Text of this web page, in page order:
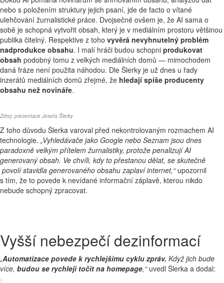
nebo s položením struktury jejich psaní, jde de facto o vítané
ulehčování žurnalistické práce. Dvojsečné ovšem je, že AI sama o
sobě je schopná vytvořit obsah, který je v mediálním prostoru většinou
publika čitelný. Respektive z toho vyvěrá nevyhnutelný problém
nadprodukce obsahu. I malí hráči budou schopni produkovat
obsah podobný tomu z velkých mediálních domů — mimochodem
daná fráze není použita náhodou. Dle Šlerky je už dnes u řady
inzerátů mediálních domů zřejmé, že hledají spíše producenty
obsahu než novináře.
Zdroj: prezentace Josefa Šlerky
Z toho důvodu Šlerka varoval před nekontrolovaným rozmachem AI
technologie. „Vyhledávače jako Google nebo Seznam jsou dnes
paradoxně velkým přítelem žurnalistiky, protože penalizují AI
generovaný obsah. Ve chvíli, kdy to přestanou dělat, se skutečně
povolí stavidla generovaného obsahu zaplaví internet,“ upozornil
s tím, že to povede k nevídané informační záplavě, kterou nikdo
nebude schopný zpracovat.
Vyšší nebezpečí dezinformací
„Automatizace povede k rychlejšímu cyklu zpráv. Když jich bude
více, budou se rychleji točit na homepage,“uvedl Šlerka a dodal: